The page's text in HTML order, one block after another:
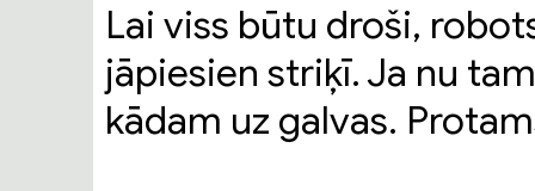
Lai viss būtu droši,
jāpiesien striķī. Ja nu
kādam uz galvas.